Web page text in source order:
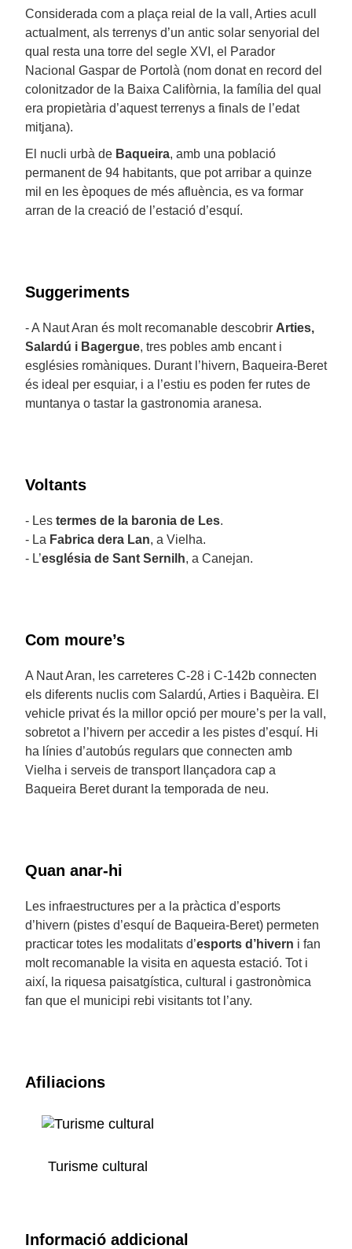
Considerada com a plaça reial de la vall, Arties acull
actualment, als terrenys d’un antic solar senyorial del
qual resta una torre del segle XVI, el Parador
Nacional Gaspar de Portolà (nom donat en record del
colonitzador de la Baixa Califòrnia, la família del qual
era propietària d’aquest terrenys a finals de l’edat
mitjana).
El nucli urbà de Baqueira, amb una població
permanent de 94 habitants, que pot arribar a quinze
mil en les èpoques de més afluència, es va formar
arran de la creació de l’estació d’esquí.
Suggeriments
- A Naut Aran és molt recomanable descobrir Arties,
Salardú i Bagergue, tres pobles amb encant i
esglésies romàniques. Durant l’hivern, Baqueira-Beret
és ideal per esquiar, i a l’estiu es poden fer rutes de
muntanya o tastar la gastronomia aranesa.
Voltants
- Les termes de la baronia de Les.
- La Fabrica dera Lan, a Vielha.
- L’església de Sant Sernilh, a Canejan.
Com moure’s
A Naut Aran, les carreteres C-28 i C-142b connecten
els diferents nuclis com Salardú, Arties i Baquèira. El
vehicle privat és la millor opció per moure’s per la vall,
sobretot a l’hivern per accedir a les pistes d’esquí. Hi
ha línies d’autobús regulars que connecten amb
Vielha i serveis de transport llançadora cap a
Baqueira Beret durant la temporada de neu.
Quan anar-hi
Les infraestructures per a la pràctica d’esports
d’hivern (pistes d’esquí de Baqueira-Beret) permeten
practicar totes les modalitats d’esports d’hivern i fan
molt recomanable la visita en aquesta estació. Tot i
així, la riquesa paisatgística, cultural i gastronòmica
fan que el municipi rebi visitants tot l’any.
Afiliacions
Turisme cultural
Informació addicional